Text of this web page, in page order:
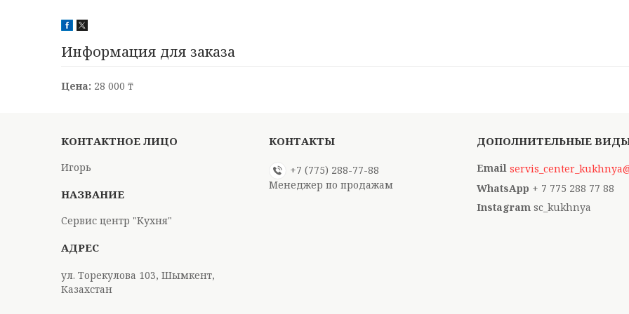
Информация для заказа
Цена: 28 000 ₸
Игорь
Сервис центр "Кухня"
ул. Торекулова 103, Шымкент,
Казахстан
+7 (775) 288-77-88
Менеджер по продажам
+ 7 775 288 77 88
Instagram sc_kukhnya